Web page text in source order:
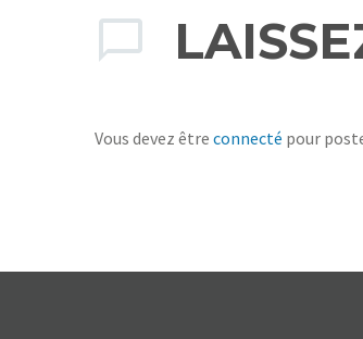
Vous devez être connecté pour